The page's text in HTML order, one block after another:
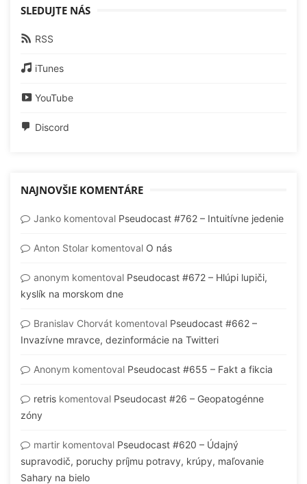
SLEDUJTE NÁS
RSS
iTunes
YouTube
Discord
NAJNOVŠIE KOMENTÁRE
Janko komentoval Pseudocast #762 – Intuitívne jedenie
Anton Stolar komentoval O nás
anonym komentoval Pseudocast #672 – Hlúpi lupiči,
kyslík na morskom dne
Branislav Chorvát komentoval Pseudocast #662 –
Invazívne mravce, dezinformácie na Twitteri
Anonym komentoval Pseudocast #655 – Fakt a fikcia
retris komentoval Pseudocast #26 – Geopatogénne
zóny
martir komentoval Pseudocast #620 – Údajný
supravodič, poruchy príjmu potravy, krúpy, maľovanie
Sahary na bielo